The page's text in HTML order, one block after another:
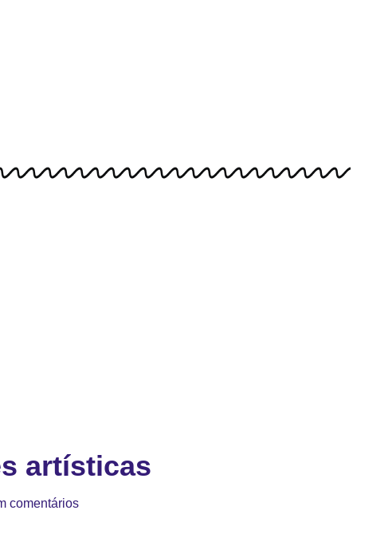
artísticas
comentários